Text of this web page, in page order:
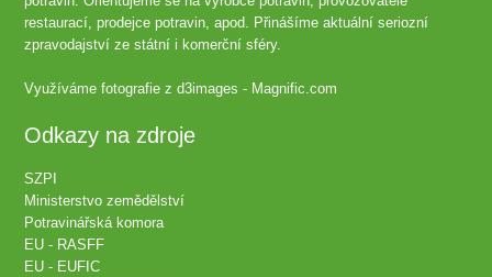
restaurací, prodejce potravin, apod. Přinášíme aktuální seriozní
zpravodajství ze státní i komerční sféry.
Využíváme fotografie zd3images - Magnific.com
Odkazy na zdroje
SZPI
Ministerstvo zemědělství
Potravinářská komora
EU - RASFF
EU - EUFIC